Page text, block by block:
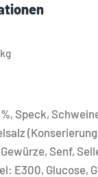
kg
Speck,
Senf,
E300, Glucose,